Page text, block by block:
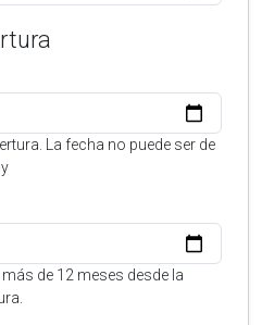
La fecha no puede ser de
de 12 meses desde la